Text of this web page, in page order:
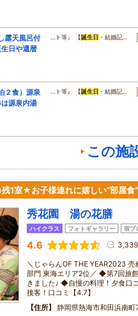
露天風呂付
日や還暦
…ト等』 【誕生日 ・結婚記…
２食）源泉
源泉内湯
…ト等』 【誕生日 ・結婚記…
この施
1室★お子様連れに嬉しい“部屋食”
秀花園 湯の花膳
ハイクラス フォトギャラリー 宿ブ
4.6
＼じゃらんOF THE YEAR2023
部門 東海エリア2位／ ◆第7回旅
きました♪ ◆自慢の料理！夕食口
接客！口コミ【4.7】
住所
静岡県熱海市和田浜南